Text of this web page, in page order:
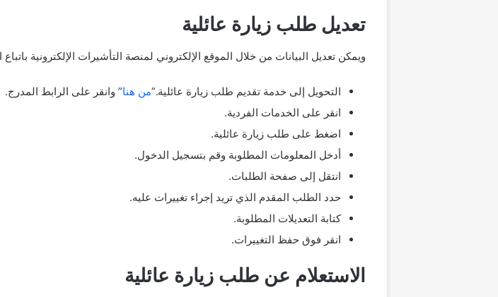
تعديل طلب زيارة عائلية
ويمكن تعديل البيانات من خلال الموقع الإلكتروني لمنصة التأشيرات الإلكترونية باتباع
التحويل إلى خدمة تقديم طلب زيارة عائلية.”من هنا” وانقر على الرابط المدرج.
انقر على الخدمات الفردية.
اضغط على طلب زيارة عائلية.
أدخل المعلومات المطلوبة وقم بتسجيل الدخول.
انتقل إلى صفحة الطلبات.
حدد الطلب المقدم الذي تريد إجراء تغييرات عليه.
كتابة التعديلات المطلوبة.
انقر فوق حفظ التغييرات.
الاستعلام عن طلب زيارة عائلية